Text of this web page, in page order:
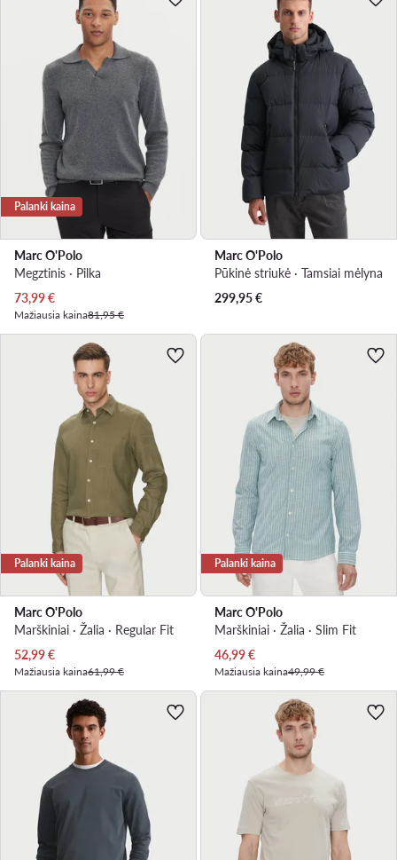
Palanki kaina
Marc O'Polo
Megztinis · Pilka
Dabartinė kaina
73,99€
Mažiausia kaina81,95 €
Marc O'Polo
Pūkinė striukė · Tamsiai mėlyna
299,95€
Palanki kaina
Marc O'Polo
Marškiniai · Žalia · Regular Fit
Dabartinė kaina
52,99€
Mažiausia kaina61,99 €
Palanki kaina
Marc O'Polo
Marškiniai · Žalia · Slim Fit
Dabartinė kaina
46,99€
Mažiausia kaina49,99 €